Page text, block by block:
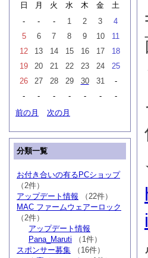
日
月 火 水 木 金
土
-
- - 1 2 3
4
5
6 7 8 9 10
11
12
13 14 15 16 17
18
19
20 21 22 23 24
25
26
27 28 29 30 31
-
-
- - - - -
-
前の月
次の月
分類一覧
お付き合いの有るPCショップ
（2件）
アップデート情報 （22件）
MAC ファームウェアーロック
（2件）
アップデート情報
Pana_Maruti （1件）
スポンサー募集 （16件）